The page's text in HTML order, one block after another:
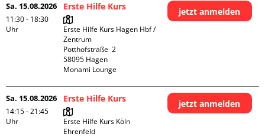
Sa. 15.08.2026
11:30 - 18:30
Uhr
Erste Hilfe Kurs
Erste Hilfe Kurs Hagen Hbf /
Zentrum
Potthofstraße  2
58095 Hagen
Monami Lounge
jetzt anmelden
Sa. 15.08.2026
14:15 - 21:45
Uhr
Erste Hilfe Kurs
Erste Hilfe Kurs Köln
Ehrenfeld
jetzt anmelden